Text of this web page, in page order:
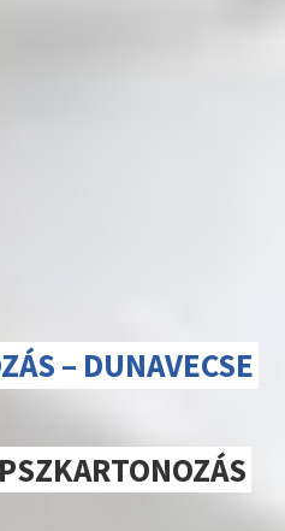
– DUNAVECSE